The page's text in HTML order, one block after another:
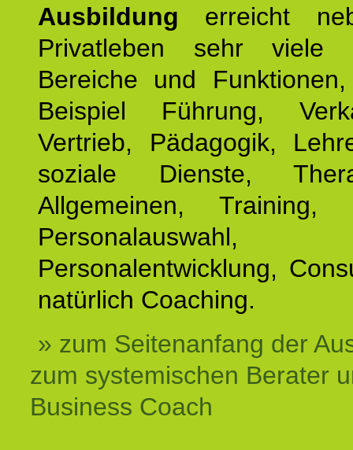
Ausbildung erreicht
Privatleben sehr viele
Bereiche und
Beispiel Führung,
Vertrieb, Pädagogik,
soziale Dienste,
Allgemeinen, Training,
Personalauswahl,
Personalentwicklung,
natürlich Coaching.
» zum Seitenanfang der
zum systemischen Berater
Business Coach